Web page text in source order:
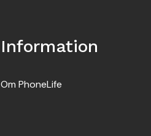
Information
Om PhoneLife